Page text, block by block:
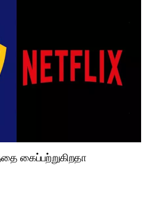
கைப்பற்றுகிறதா